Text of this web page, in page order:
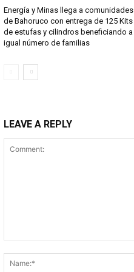
Energía y Minas llega a comunidades
de Bahoruco con entrega de 125 Kits
de estufas y cilindros beneficiando a
igual número de familias
LEAVE A REPLY